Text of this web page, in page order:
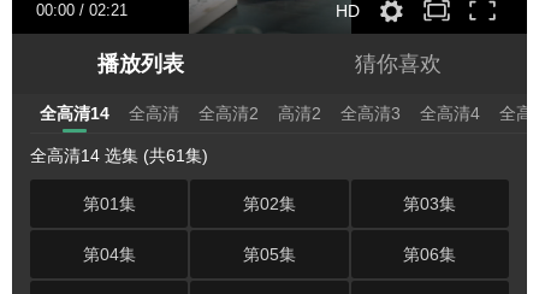
00:00 / 02:21 HD
播放列表 猜你喜欢
全高清14 全高清 全高清2 高清2 全高清3 全高清4 全高
全高清14 选集 (共61集)
第01集 第02集 第03集
第04集 第05集 第06集